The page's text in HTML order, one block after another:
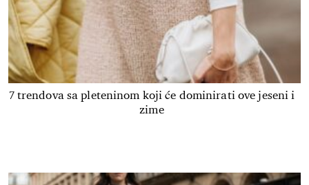
7 trendova sa pleteninom koji će dominirati ove jeseni i
zime